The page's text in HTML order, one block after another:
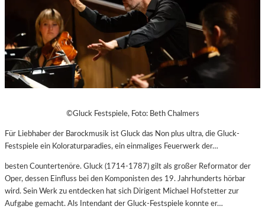
©Gluck Festspiele, Foto: Beth Chalmers
Für Liebhaber der Barockmusik ist Gluck das Non plus ultra, die Gluck-
Festspiele ein Koloraturparadies, ein einmaliges Feuerwerk der…
besten Countertenöre. Gluck (1714-1787) gilt als großer Reformator der
Oper, dessen Einfluss bei den Komponisten des 19. Jahrhunderts hörbar
wird. Sein Werk zu entdecken hat sich Dirigent Michael Hofstetter zur
Aufgabe gemacht. Als Intendant der Gluck-Festspiele konnte er…